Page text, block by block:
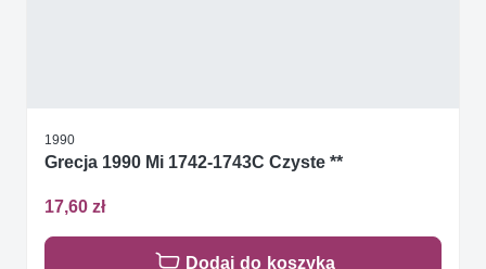
1990
Grecja 1990 Mi 1742-1743C Czyste **
17,60 zł
Dodaj do koszyka